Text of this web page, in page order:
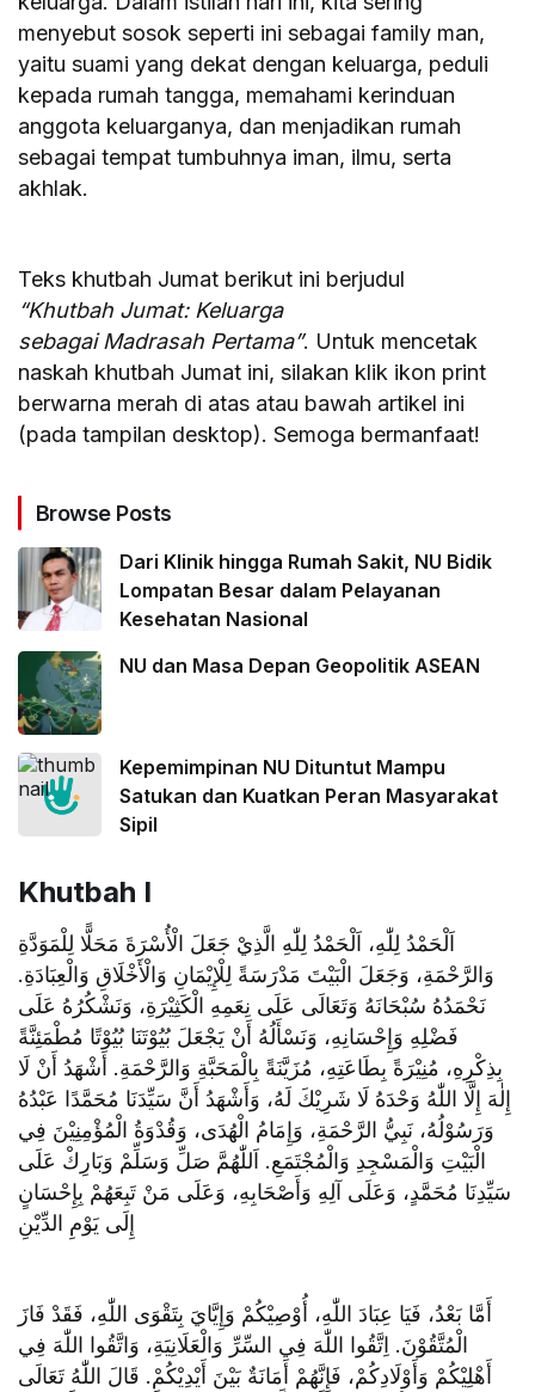
menyebut sosok seperti ini sebagai family man,
yaitu suami yang dekat dengan keluarga, peduli
kepada rumah tangga, memahami kerinduan
anggota keluarganya, dan menjadikan rumah
sebagai tempat tumbuhnya iman, ilmu, serta
akhlak.
Teks khutbah Jumat berikut ini berjudul
“Khutbah Jumat: Keluarga
sebagai Madrasah Pertama”. Untuk mencetak
naskah khutbah Jumat ini, silakan klik ikon print
berwarna merah di atas atau bawah artikel ini
(pada tampilan desktop). Semoga bermanfaat!
Browse Posts
Dari Klinik hingga Rumah Sakit, NU Bidik
Lompatan Besar dalam Pelayanan
Kesehatan Nasional
NU dan Masa Depan Geopolitik ASEAN
Kepemimpinan NU Dituntut Mampu
Satukan dan Kuatkan Peran Masyarakat
Sipil
Khutbah I
اَلْحَمْدُ لِلّٰهِ، اَلْحَمْدُ لِلّٰهِ الَّذِيْ جَعَلَ الْأُسْرَةَ مَحَلًّا لِلْمَوَدَّةِ
وَالرَّحْمَةِ، وَجَعَلَ الْبَيْتَ مَدْرَسَةً لِلْإِيْمَانِ وَالْأَخْلَاقِ وَالْعِبَادَةِ.
نَحْمَدُهُ سُبْحَانَهُ وَتَعَالَى عَلَى نِعَمِهِ الْكَثِيْرَةِ، وَنَشْكُرُهُ عَلَى
فَضْلِهِ وَإِحْسَانِهِ، وَنَسْأَلُهُ أَنْ يَجْعَلَ بُيُوْتَنَا بُيُوْتًا مُطْمَئِنَّةً
بِذِكْرِهِ، مُنِيْرَةً بِطَاعَتِهِ، مُزَيَّنَةً بِالْمَحَبَّةِ وَالرَّحْمَةِ. أَشْهَدُ أَنْ لَا
إِلٰهَ إِلَّا اللّٰهُ وَحْدَهُ لَا شَرِيْكَ لَهُ، وَأَشْهَدُ أَنَّ سَيِّدَنَا مُحَمَّدًا عَبْدُهُ
وَرَسُوْلُهُ، نَبِيُّ الرَّحْمَةِ، وَإِمَامُ الْهُدَى، وَقُدْوَةُ الْمُؤْمِنِيْنَ فِي
الْبَيْتِ وَالْمَسْجِدِ وَالْمُجْتَمَعِ. اَللّٰهُمَّ صَلِّ وَسَلِّمْ وَبَارِكْ عَلَى
سَيِّدِنَا مُحَمَّدٍ، وَعَلَى آلِهِ وَأَصْحَابِهِ، وَعَلَى مَنْ تَبِعَهُمْ بِإِحْسَانٍ
إِلَى يَوْمِ الدِّيْنِ
أَمَّا بَعْدُ، فَيَا عِبَادَ اللّٰهِ، أُوْصِيْكُمْ وَإِيَّايَ بِتَقْوَى اللّٰهِ، فَقَدْ فَازَ
الْمُتَّقُوْنَ. اِتَّقُوا اللّٰهَ فِي السِّرِّ وَالْعَلَانِيَةِ، وَاتَّقُوا اللّٰهَ فِي
أَهْلِيْكُمْ وَأَوْلَادِكُمْ، فَإِنَّهُمْ أَمَانَةٌ بَيْنَ أَيْدِيْكُمْ. قَالَ اللّٰهُ تَعَالَى